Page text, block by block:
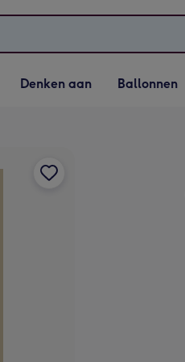
Vervolgkeuzelijst
Denken aan openen
Denken aan
Vervolgkeuzelijst
Ballonnen openen
Ballonnen